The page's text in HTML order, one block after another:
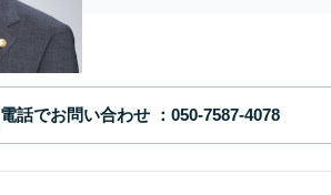
電話でお問い合わせ